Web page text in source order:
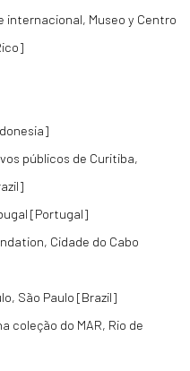
internacional, Museo y Centro
públicos de Curitiba,
[Portugal]
Cidade do Cabo
São Paulo [Brazil]
coleção do MAR, Rio de